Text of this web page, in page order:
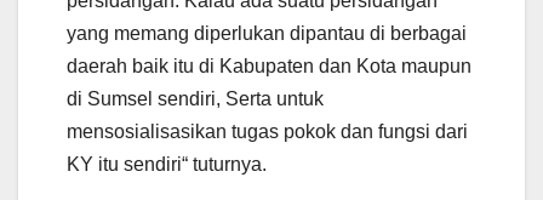
yang memang diperlukan dipantau di berbagai
daerah baik itu di Kabupaten dan Kota maupun
di Sumsel sendiri, Serta untuk
mensosialisasikan tugas pokok dan fungsi dari
KY itu sendiri“ tuturnya.